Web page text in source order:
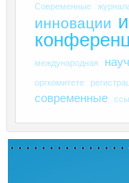
Современные
инновации
международная
оргкомитете
современные